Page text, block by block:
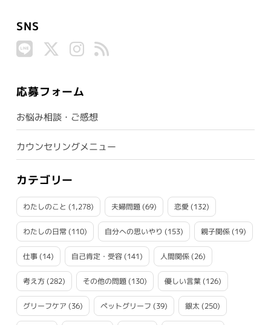
SNS
応募フォーム
お悩み相談・ご感想
カウンセリングメニュー
カテゴリー
わたしのこと (1,278) 夫婦問題(69) 恋愛 (132)
わたしの日常(110) 自分への思いやり (153) 親子関係(19)
仕事(14) 自己肯定・受容(141) 人間関係(26)
考え方(282) その他の問題(130) 優しい言葉(126)
グリーフケア (36) ペットグリーフ (39) 銀太 (250)